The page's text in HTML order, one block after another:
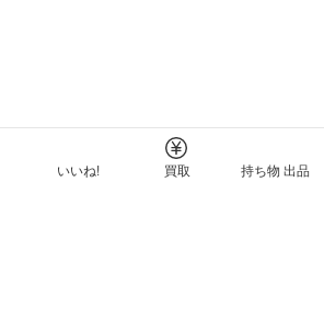
いいね! 買取 持ち物 出品